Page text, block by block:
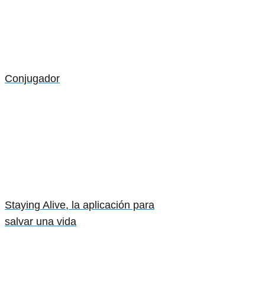
Conjugador
Staying Alive, la aplicación para
salvar una vida